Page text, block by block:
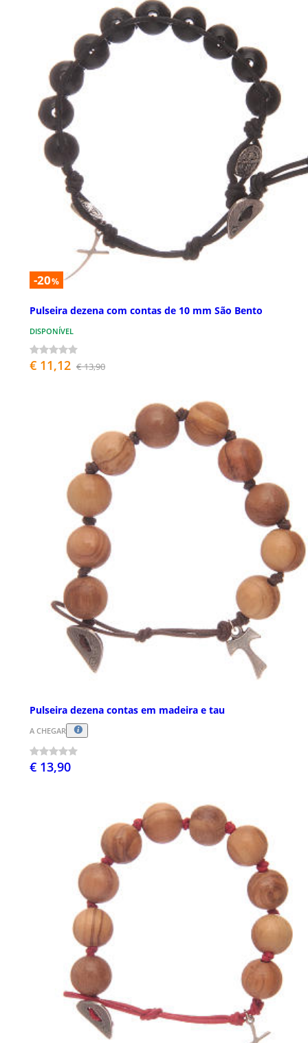
-20%
Pulseira dezena com contas de 10 mm São Bento
DISPONÍVEL
€ 11,12 € 13,90
Pulseira dezena contas em madeira e tau
A CHEGAR
€ 13,90